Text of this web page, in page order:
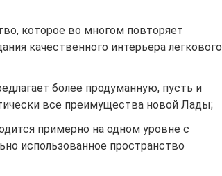
которое во многом повторяет
качественного интерьера легкового
более продуманную, пусть и
все преимущества новой Лады;
примерно на одном уровне с
использованное пространство